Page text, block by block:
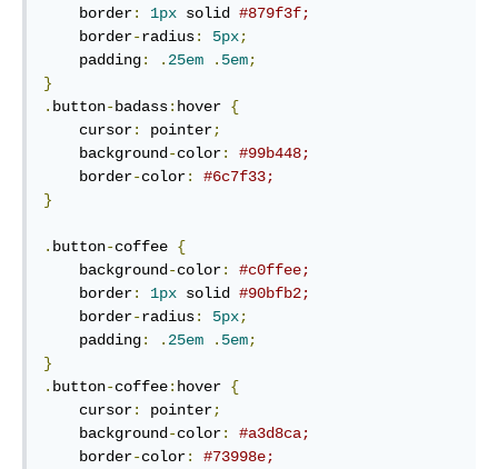
    border
: 1px solid #879f3f;
    border
-radius: 5px;
    padding
: . 25em . 5em;
}
. button-badass: hover {
    cursor
: pointer;
    background
-color:
#99b448;
    border
-color:
#6c7f33;
}
. button-coffee {
    background
-color:
#c0ffee;
    border
: 1px solid #90bfb2;
    border
-radius: 5px;
    padding
: . 25em . 5em;
}
. button-coffee: hover {
    cursor
: pointer;
    background
-color:
#a3d8ca;
    border
-color:
#73998e;